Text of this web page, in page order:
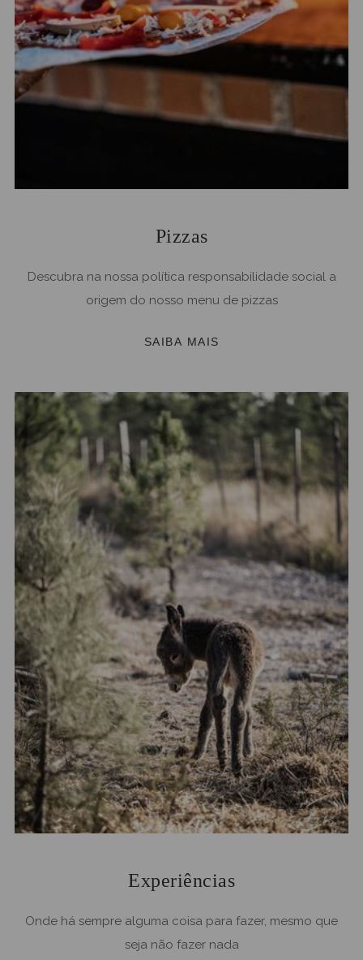
Pizzas
Descubra na nossa política responsabilidade social a
origem do nosso menu de pizzas
SAIBA MAIS
Experiências
Onde há sempre alguma coisa para fazer, mesmo que
seja não fazer nada